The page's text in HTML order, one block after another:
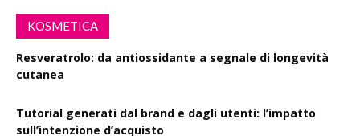
KOSMETICA
Resveratrolo: da antiossidante a segnale di longevità
cutanea
Tutorial generati dal brand e dagli utenti: l’impatto
sull’intenzione d’acquisto